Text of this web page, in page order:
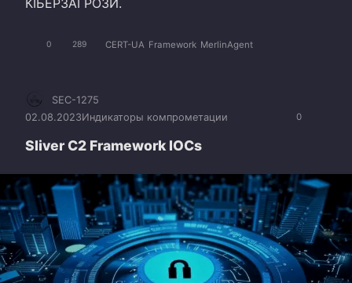
КІБЕРЗАГРОЗИ.
0 289 CERT-UA Framework MerlinAgent
0
SEC-1275
02.08.2023Индикаторы компрометации
Sliver C2 Framework IOCs